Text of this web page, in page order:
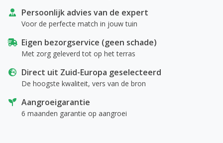
Persoonlijk advies van de expert
Voor de perfecte match in jouw tuin
Eigen bezorgservice (geen schade)
Met zorg geleverd tot op het terras
Direct uit Zuid-Europa geselecteerd
De hoogste kwaliteit, vers van de bron
Aangroeigarantie
6 maanden garantie op aangroei